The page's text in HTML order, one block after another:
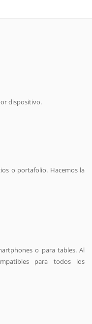
dispositivo.
o portafolio. Hacemos la
o para tables. Al
para todos los